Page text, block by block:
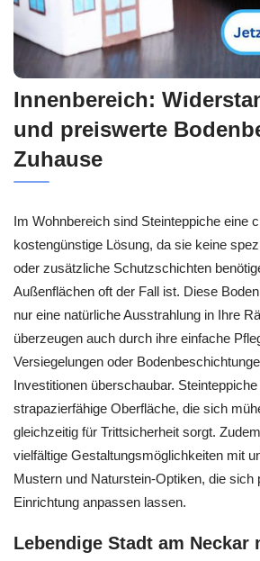
Innenbereich:
und preiswerte
Zuhause
Im Wohnbereich sind Steinteppiche eine
kostengünstige Lösung, da sie keine
oder zusätzliche Schutzschichten
Außenflächen oft der Fall ist. Diese
nur eine natürliche Ausstrahlung in Ihre
überzeugen auch durch ihre einfache
Versiegelungen oder
Investitionen überschaubar.
strapazierfähige Oberfläche, die sich
gleichzeitig für Trittsicherheit sorgt.
vielfältige Gestaltungsmöglichkeiten mit
Mustern und Naturstein-Optiken, die sich
Einrichtung anpassen lassen.
Lebendige Stadt am